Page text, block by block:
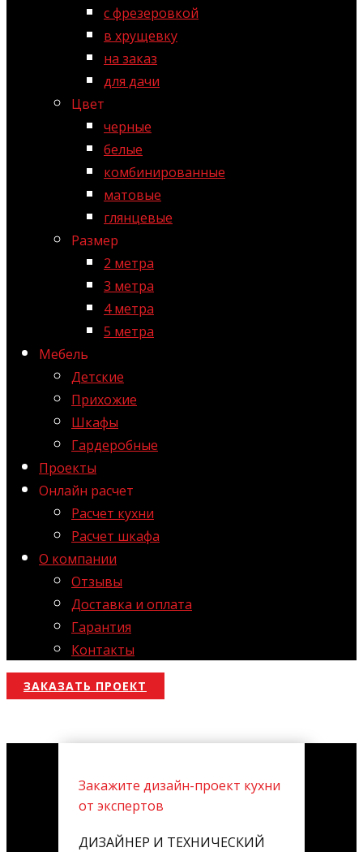
с фрезеровкой
в хрущевку
на заказ
для дачи
Цвет
черные
белые
комбинированные
матовые
глянцевые
Размер
2 метра
3 метра
4 метра
5 метра
Мебель
Детские
Прихожие
Шкафы
Гардеробные
Проекты
Онлайн расчет
Расчет кухни
Расчет шкафа
О компании
Отзывы
Доставка и оплата
Гарантия
Контакты
ЗАКАЗАТЬ ПРОЕКТ
Закажите дизайн-проект кухни
от экспертов
ДИЗАЙНЕР И ТЕХНИЧЕСКИЙ